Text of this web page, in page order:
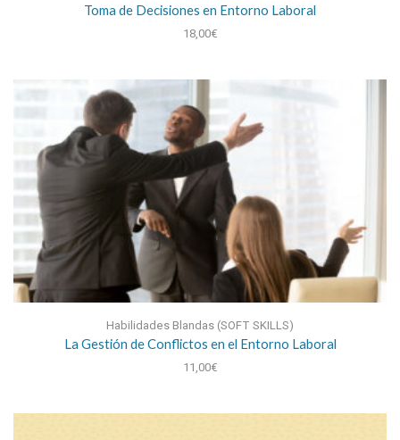
Toma de Decisiones en Entorno Laboral
18,00€
Habilidades Blandas (SOFT SKILLS)
La Gestión de Conflictos en el Entorno Laboral
11,00€